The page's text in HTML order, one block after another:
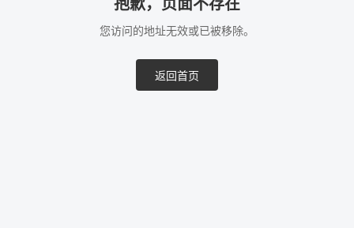
抱歉，页面不存在
您访问的地址无效或已被移除。
返回首页